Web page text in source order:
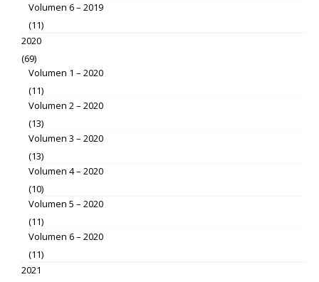
Volumen 6 – 2019
(11)
2020
(69)
Volumen 1 – 2020
(11)
Volumen 2 – 2020
(13)
Volumen 3 – 2020
(13)
Volumen 4 – 2020
(10)
Volumen 5 – 2020
(11)
Volumen 6 – 2020
(11)
2021